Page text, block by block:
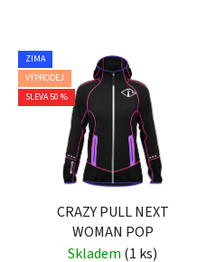
ZIMA
VÝPRODEJ
SLEVA 50 %
CRAZY PULL NEXT
WOMAN POP
Skladem (1 ks)